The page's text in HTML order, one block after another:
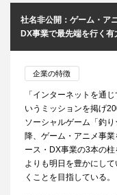
社名非公開：ゲーム・ア
DX事業で最先端を行く有
企業の特徴
「インターネットを通
いうミッションを掲げ
ソーシャルゲーム「釣
降、ゲーム・アニメ事
ース・DX事業の3本の
よりも明日を豊かにし
くことを目指している。